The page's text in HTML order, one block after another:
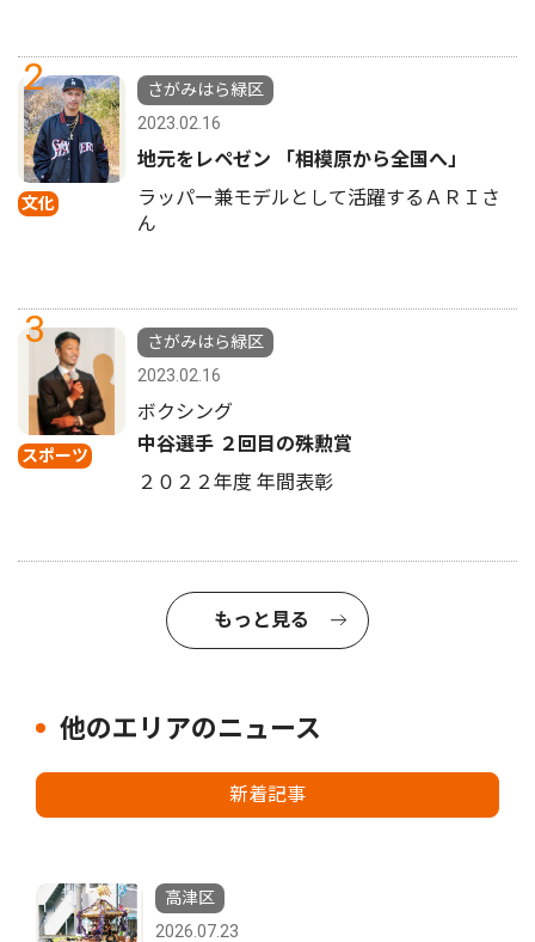
2
文化
さがみはら緑区
2023.02.16
地元をレペゼン 「相模原から全国へ」
ラッパー兼モデルとして活躍するＡＲＩさ
ん
3
スポーツ
さがみはら緑区
2023.02.16
ボクシング
中谷選手 ２回目の殊勲賞
２０２２年度 年間表彰
もっと見る
他のエリアのニュース
新着記事
高津区
2026.07.23